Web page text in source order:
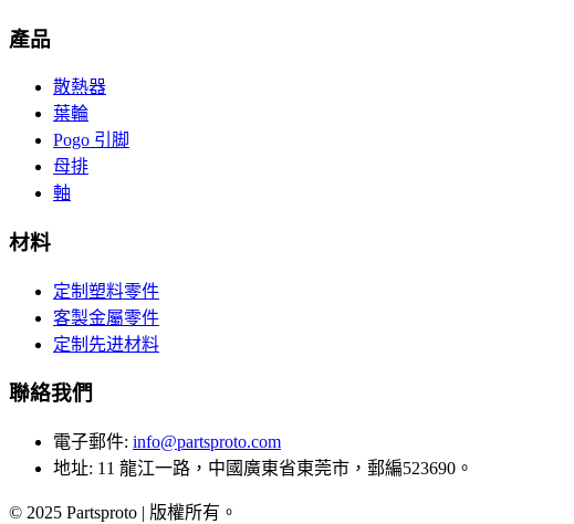
產品
散熱器
葉輪
Pogo 引脚
母排
軸
材料
定制塑料零件
客製金屬零件
定制先进材料
聯絡我們
電子郵件: info@partsproto.com
地址: 11 龍江一路，中國廣東省東莞市，郵編523690。
© 2025 Partsproto | 版權所有。